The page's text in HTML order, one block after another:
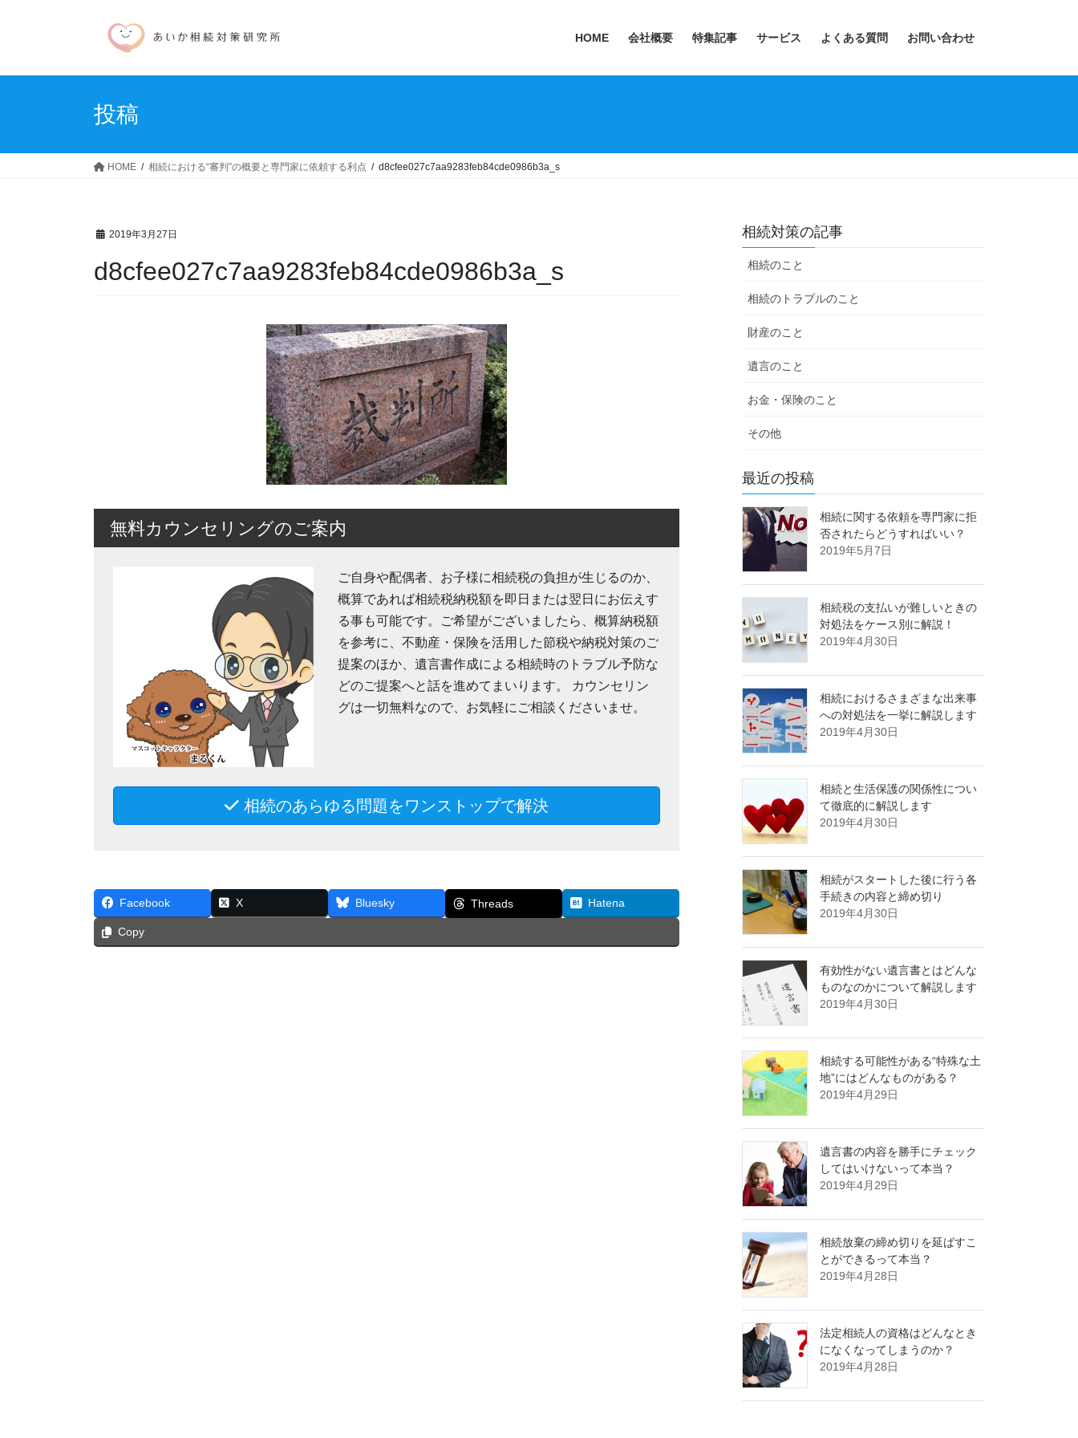
HOME 会社概要 特集記事 サービス よくある質問 お問い合わせ
投稿
HOME 相続における“審判”の概要と専門家に依頼する利点 d8cfee027c7aa9283feb84cde0986b3a_s
2019年3月27日
d8cfee027c7aa9283feb84cde0986b3a_s
無料カウンセリングのご案内
ご自身や配偶者、お子様に相続税の負担が生じるのか、
概算であれば相続税納税額を即日または翌日にお伝えす
る事も可能です。ご希望がございましたら、概算納税額
を参考に、不動産・保険を活用した節税や納税対策のご
提案のほか、遺言書作成による相続時のトラブル予防な
どのご提案へと話を進めてまいります。 カウンセリン
グは一切無料なので、お気軽にご相談くださいませ。
相続のあらゆる問題をワンストップで解決
Facebook X Bluesky Threads Hatena
Copy
相続対策の記事
相続のこと
相続のトラブルのこと
財産のこと
遺言のこと
お金・保険のこと
その他
最近の投稿
相続に関する依頼を専門家に拒
否されたらどうすればいい？
2019年5月7日
相続税の支払いが難しいときの
対処法をケース別に解説！
2019年4月30日
相続におけるさまざまな出来事
への対処法を一挙に解説します
2019年4月30日
相続と生活保護の関係性につい
て徹底的に解説します
2019年4月30日
相続がスタートした後に行う各
手続きの内容と締め切り
2019年4月30日
有効性がない遺言書とはどんな
ものなのかについて解説します
2019年4月30日
相続する可能性がある“特殊な土
地”にはどんなものがある？
2019年4月29日
遺言書の内容を勝手にチェック
してはいけないって本当？
2019年4月29日
相続放棄の締め切りを延ばすこ
とができるって本当？
2019年4月28日
法定相続人の資格はどんなとき
になくなってしまうのか？
2019年4月28日